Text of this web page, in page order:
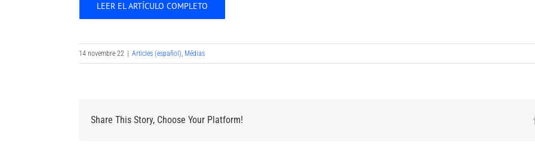
LEER EL ARTÍCULO COMPLETO
14 novembre 22 Articles (español), Médias
Share This Story, Choose Your Platform!